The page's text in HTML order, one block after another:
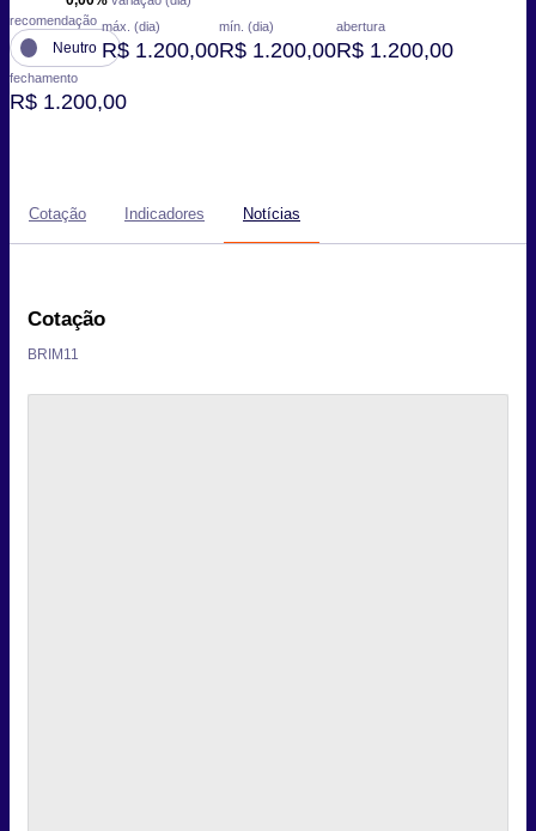
recomendação
Neutro
máx. (dia)
R$ 1.200,00
mín. (dia)
R$ 1.200,00
abertura
R$ 1.200,00
fechamento
R$ 1.200,00
Cotação Indicadores Notícias
Cotação
BRIM11